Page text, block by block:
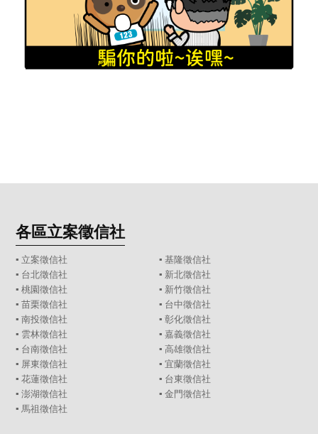
各區立案徵信社
▪ 立案徵信社 ▪ 基隆徵信社
▪ 台北徵信社 ▪ 新北徵信社
▪桃園徵信社 ▪ 新竹徵信社
▪苗栗徵信社 ▪ 台中徵信社
▪南投徵信社 ▪ 彰化徵信社
▪ 雲林徵信社 ▪ 嘉義徵信社
▪ 台南徵信社 ▪ 高雄徵信社
▪ 屏東徵信社 ▪ 宜蘭徵信社
▪花蓮徵信社 ▪ 台東徵信社
▪澎湖徵信社 ▪ 金門徵信社
▪馬祖徵信社